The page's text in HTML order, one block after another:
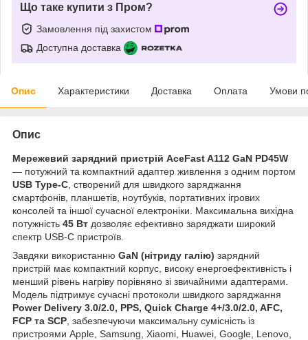
Що таке купити з Пром?
Замовлення під захистом
Доступна доставка
Опис Характеристики Доставка Оплата Умови
Опис
Мережевий зарядний пристрій AceFast A112 GaN PD45W
— потужний та компактний адаптер живлення з одним портом
USB Type-C , створений для швидкого заряджання
смартфонів, планшетів, ноутбуків, портативних ігрових
консолей та іншої сучасної електроніки. Максимальна вихідна
потужність 45 Вт дозволяє ефективно заряджати широкий
спектр USB-C пристроїв.
Завдяки використанню GaN (нітриду галію) зарядний
пристрій має компактний корпус, високу енергоефективність і
менший рівень нагріву порівняно зі звичайними адаптерами.
Модель підтримує сучасні протоколи швидкого заряджання
Power Delivery 3.0/2.0, PPS, Quick Charge 4+/3.0/2.0, AFC,
FCP та SCP , забезпечуючи максимальну сумісність із
пристроями Apple, Samsung, Xiaomi, Huawei, Google, Lenovo,